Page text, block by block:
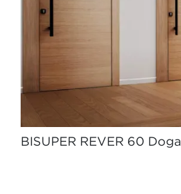
BISUPER REVER 60